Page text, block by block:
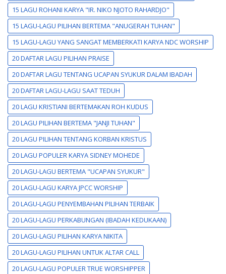
15 LAGU ROHANI KARYA "IR. NIKO NJOTO RAHARDJO"
15 LAGU-LAGU PILIHAN BERTEMA "ANUGERAH TUHAN"
15 LAGU-LAGU YANG SANGAT MEMBERKATI KARYA NDC WORSHIP
20 DAFTAR LAGU PILIHAN PRAISE
20 DAFTAR LAGU TENTANG UCAPAN SYUKUR DALAM IBADAH
20 DAFTAR LAGU-LAGU SAAT TEDUH
20 LAGU KRISTIANI BERTEMAKAN ROH KUDUS
20 LAGU PILIHAN BERTEMA "JANJI TUHAN"
20 LAGU PILIHAN TENTANG KORBAN KRISTUS
20 LAGU POPULER KARYA SIDNEY MOHEDE
20 LAGU-LAGU BERTEMA "UCAPAN SYUKUR"
20 LAGU-LAGU KARYA JPCC WORSHIP
20 LAGU-LAGU PENYEMBAHAN PILIHAN TERBAIK
20 LAGU-LAGU PERKABUNGAN (IBADAH KEDUKAAN)
20 LAGU-LAGU PILIHAN KARYA NIKITA
20 LAGU-LAGU PILIHAN UNTUK ALTAR CALL
20 LAGU-LAGU POPULER TRUE WORSHIPPER